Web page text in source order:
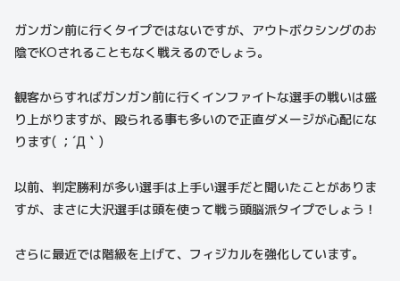
ガンガン前に行くタイプではないですが、アウトボクシングのお
陰でKOされることもなく戦えるのでしょう。
観客からすればガンガン前に行くインファイトな選手の戦いは盛
り上がりますが、殴られる事も多いので正直ダメージが心配にな
ります( ；´Д｀)
以前、判定勝利が多い選手は上手い選手だと聞いたことがありま
すが、まさに大沢選手は頭を使って戦う頭脳派タイプでしょう！
さらに最近では階級を上げて、フィジカルを強化しています。